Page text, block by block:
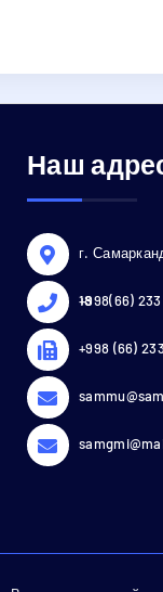
Наш
г.
18
+998(66) 233
+998 (66)